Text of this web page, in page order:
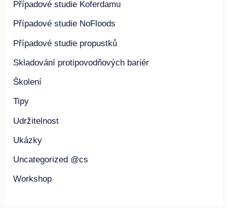
Případové studie Koferdamu
Případové studie NoFloods
Případové studie propustků
Skladování protipovodňových bariér
Školení
Tipy
Udržitelnost
Ukázky
Uncategorized @cs
Workshop